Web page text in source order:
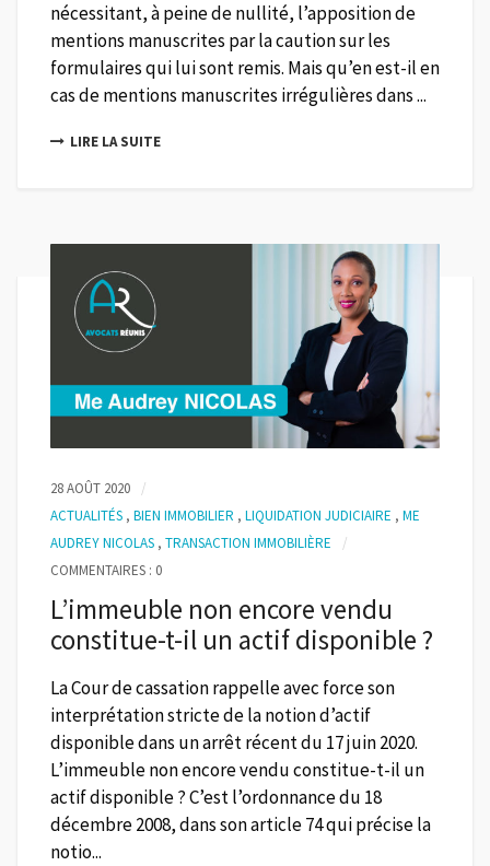
nécessitant, à peine de nullité, l’apposition de
mentions manuscrites par la caution sur les
formulaires qui lui sont remis. Mais qu’en est-il en
cas de mentions manuscrites irrégulières dans ...
LIRE LA SUITE
28 AOÛT 2020
ACTUALITÉS , BIEN IMMOBILIER , LIQUIDATION JUDICIAIRE , ME
AUDREY NICOLAS , TRANSACTION IMMOBILIÈRE
COMMENTAIRES : 0
L’immeuble non encore vendu
constitue-t-il un actif disponible ?
La Cour de cassation rappelle avec force son
interprétation stricte de la notion d’actif
disponible dans un arrêt récent du 17 juin 2020.
L’immeuble non encore vendu constitue-t-il un
actif disponible ? C’est l’ordonnance du 18
décembre 2008, dans son article 74 qui précise la
notio...